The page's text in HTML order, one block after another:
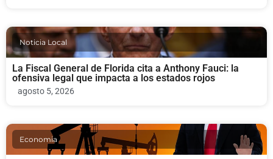
Noticia Local
La Fiscal General de Florida cita a Anthony Fauci: la
ofensiva legal que impacta a los estados rojos
agosto 5, 2026
Economia